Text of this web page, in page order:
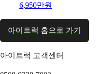
6,950만원
아이트럭 홈으로 가기
아이트럭 고객센터